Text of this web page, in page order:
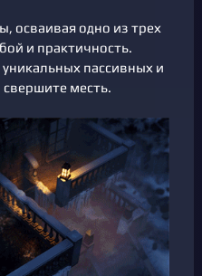
осваивая одно из трех
и практичность.
пассивных и
месть.